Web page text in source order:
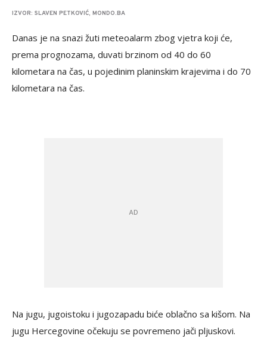
IZVOR: SLAVEN PETKOVIĆ, MONDO.BA
Danas je na snazi žuti meteoalarm zbog vjetra koji će,
prema prognozama, duvati brzinom od 40 do 60
kilometara na čas, u pojedinim planinskim krajevima i do 70
kilometara na čas.
Na jugu, jugoistoku i jugozapadu biće oblačno sa kišom. Na
jugu Hercegovine očekuju se povremeno jači pljuskovi.